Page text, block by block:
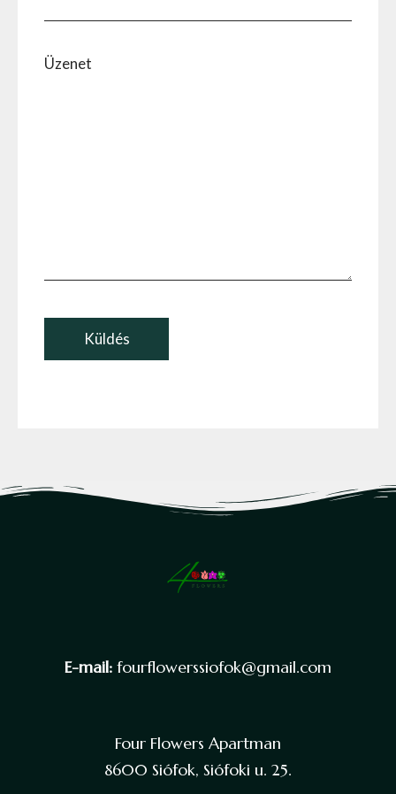
Üzenet
E-mail: fourflowerssiofok@gmail.com
Four Flowers Apartman
8600 Siófok, Siófoki u. 25.